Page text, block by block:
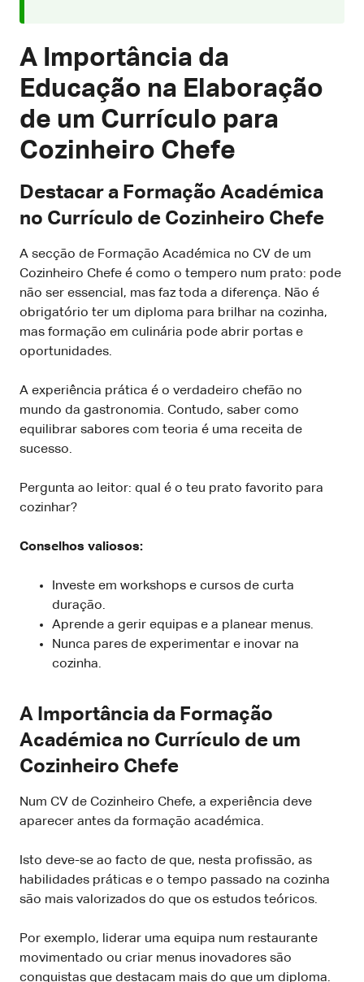
A Importância da
Educação na Elaboração
de um Currículo para
Cozinheiro Chefe
Destacar a Formação Académica
no Currículo de Cozinheiro Chefe
A secção de Formação Académica no CV de um
Cozinheiro Chefe é como o tempero num prato: pode
não ser essencial, mas faz toda a diferença. Não é
obrigatório ter um diploma para brilhar na cozinha,
mas formação em culinária pode abrir portas e
oportunidades.
A experiência prática é o verdadeiro chefão no
mundo da gastronomia. Contudo, saber como
equilibrar sabores com teoria é uma receita de
sucesso.
Pergunta ao leitor: qual é o teu prato favorito para
cozinhar?
Conselhos valiosos:
Investe em workshops e cursos de curta
duração.
Aprende a gerir equipas e a planear menus.
Nunca pares de experimentar e inovar na
cozinha.
A Importância da Formação
Académica no Currículo de um
Cozinheiro Chefe
Num CV de Cozinheiro Chefe, a experiência deve
aparecer antes da formação académica.
Isto deve-se ao facto de que, nesta profissão, as
habilidades práticas e o tempo passado na cozinha
são mais valorizados do que os estudos teóricos.
Por exemplo, liderar uma equipa num restaurante
movimentado ou criar menus inovadores são
conquistas que destacam mais do que um diploma.